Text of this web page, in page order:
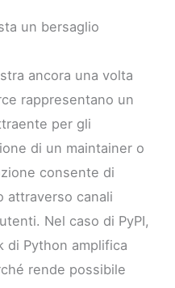
un bersaglio
ancora una volta
rappresentano un
per gli
di un maintainer o
consente di
attraverso canali
Nel caso di PyPI,
di Python amplifica
rende possibile